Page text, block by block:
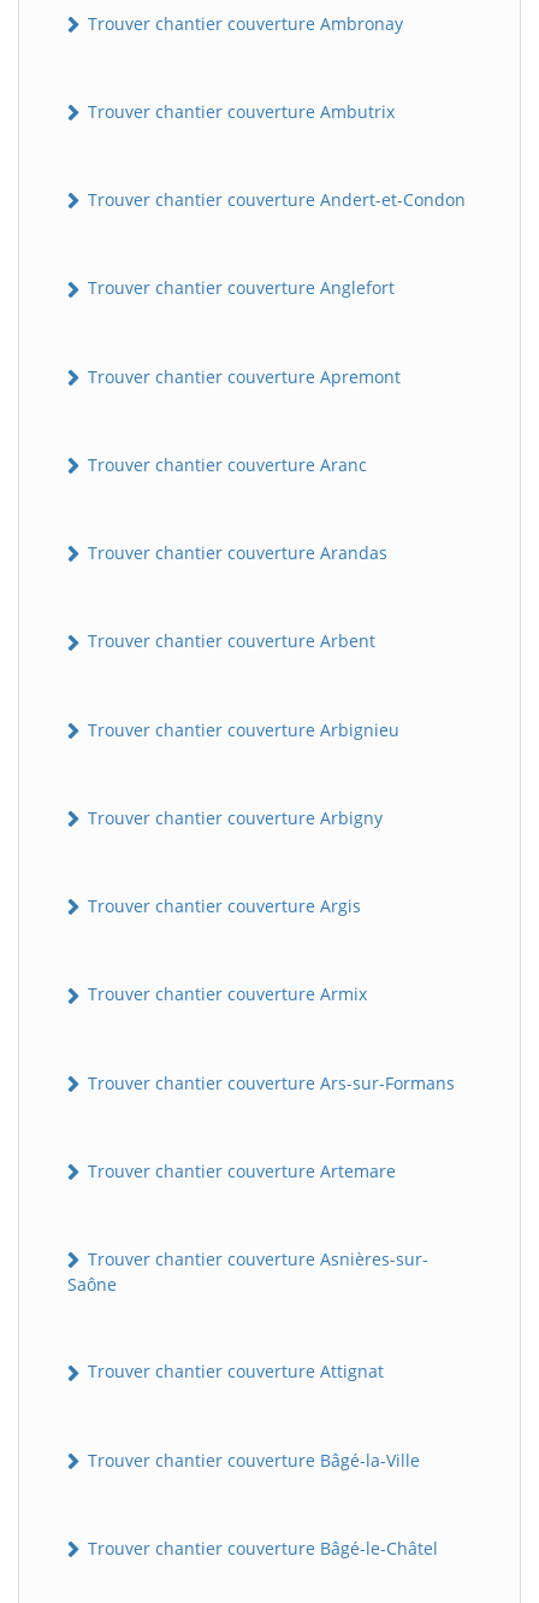
Trouver chantier couverture Ambronay
Trouver chantier couverture Ambutrix
Trouver chantier couverture Andert-et-Condon
Trouver chantier couverture Anglefort
Trouver chantier couverture Apremont
Trouver chantier couverture Aranc
Trouver chantier couverture Arandas
Trouver chantier couverture Arbent
Trouver chantier couverture Arbignieu
Trouver chantier couverture Arbigny
Trouver chantier couverture Argis
Trouver chantier couverture Armix
Trouver chantier couverture Ars-sur-Formans
Trouver chantier couverture Artemare
Trouver chantier couverture Asnières-sur-
Saône
Trouver chantier couverture Attignat
Trouver chantier couverture Bâgé-la-Ville
Trouver chantier couverture Bâgé-le-Châtel